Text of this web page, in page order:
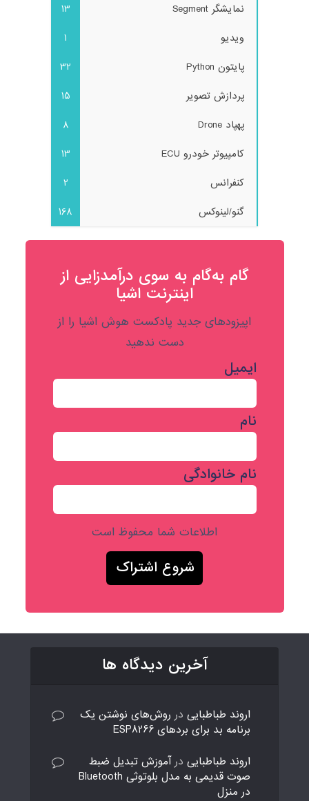
نمایشگر Segment
13
ویدیو
1
پایتون Python
32
پردازش تصویر
15
پهپاد Drone
8
کامپیوتر خودرو ECU
13
کنفرانس
2
گنو/لینوکس
168
گام به‌گام به‌ سوی درآمدزایی از
اینترنت اشیا
اپیزودهای جدید پادکست هوش اشیا را از
دست ندهید
ایمیل
نام
نام خانوادگی
اطلاعات شما محفوظ است
آخرین دیدگاه ها
اروند طباطبایی در روش‌های نوشتن یک
برنامه بد برای بردهای ESP8266
اروند طباطبایی درآموزش تبدیل ضبط
صوت قدیمی به مدل بلوتوثی Bluetooth
در منزل